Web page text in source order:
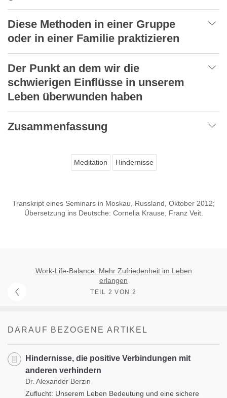
Diese Methoden in einer Gruppe
oder in einer Familie praktizieren
Der Punkt an dem wir die
schwierigen Einflüsse in unserem
Leben überwunden haben
Zusammenfassung
Meditation Hindernisse
Transkript eines Seminars in Moskau, Russland, Oktober 2012;
Übersetzung ins Deutsche: Cornelia Krause, Franz Veit.
Work-Life-Balance: Mehr Zufriedenheit im Leben
erlangen
TEIL 2 VON 2
DARAUF BEZOGENE ARTIKEL
Hindernisse, die positive Verbindungen mit
anderen verhindern
Dr. Alexander Berzin
Zuflucht: Unserem Leben Bedeutung und eine sichere